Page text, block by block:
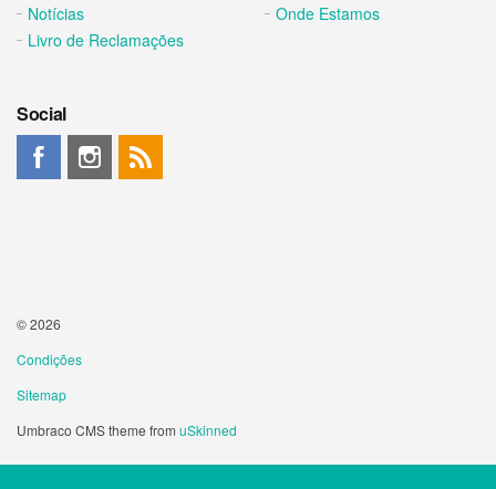
Notícias
Onde Estamos
Livro de Reclamações
Social
© 2026
Condições
Sitemap
Umbraco CMS theme from uSkinned